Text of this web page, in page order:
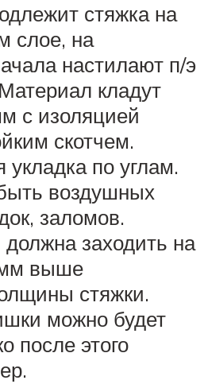
стяжка на
слое, на
настилают п/э
кладут
с изоляцией
скотчем.
укладка по углам.
воздушных
заломов.
заходить на
выше
стяжки.
можно будет
после этого